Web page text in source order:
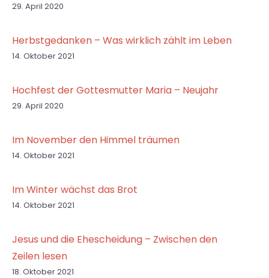
29. April 2020
Herbstgedanken – Was wirklich zählt im Leben
14. Oktober 2021
Hochfest der Gottesmutter Maria – Neujahr
29. April 2020
Im November den Himmel träumen
14. Oktober 2021
Im Winter wächst das Brot
14. Oktober 2021
Jesus und die Ehescheidung – Zwischen den
Zeilen lesen
18. Oktober 2021